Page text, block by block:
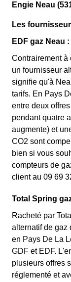
Engie Neau
Les
EDF gaz Neau
Contrairement à
un fournisseur
signifie qu'à
tarifs. En Pays
entre deux
pendant quatre
augmente) et
CO2 sont
bien si vous
compteurs de
client au 09 69
Total Spring
Racheté par
alternatif de gaz
en Pays De La
GDF et EDF.
plusieurs offres
réglementé et